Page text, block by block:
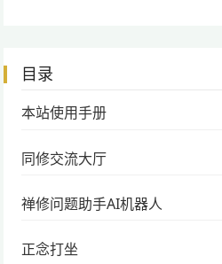
目录
本站使用手册
同修交流大厅
禅修问题助手AI机器人
正念打坐